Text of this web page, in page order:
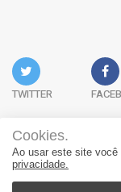
TWITTER
Acervo
Cookies.
Ao usar este site
privacidade.